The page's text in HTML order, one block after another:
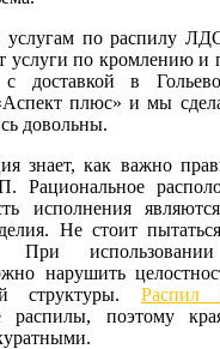
услугам по распилу
услуги по кромлению и
доставкой в
плюс» и мы
довольны.
знает, как важно
Рациональное
исполнения
Не стоит
При использовании
нарушить
структуры.
распилы, поэтому